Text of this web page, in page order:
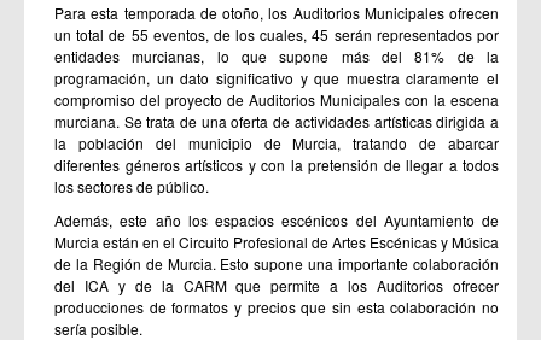
Para esta temporada de otoño, los Auditorios Municipales ofrecen
un total de 55 eventos, de los cuales, 45 serán representados por
entidades murcianas, lo que supone más del 81% de la
programación, un dato significativo y que muestra claramente el
compromiso del proyecto de Auditorios Municipales con la escena
murciana. Se trata de una oferta de actividades artísticas dirigida a
la población del municipio de Murcia, tratando de abarcar
diferentes géneros artísticos y con la pretensión de llegar a todos
los sectores de público.
Además, este año los espacios escénicos del Ayuntamiento de
Murcia están en el Circuito Profesional de Artes Escénicas y Música
de la Región de Murcia. Esto supone una importante colaboración
del ICA y de la CARM que permite a los Auditorios ofrecer
producciones de formatos y precios que sin esta colaboración no
sería posible.